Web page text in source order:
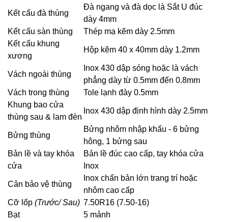
Kết cấu đà thùng
Đà ngang và đà dọc là Sắt U đúc
dày 4mm
Kết cấu sàn thùng
Thép mạ kẽm dày 2.5mm
Kết cấu khung
xương
Hộp kẽm 40 x 40mm dày 1.2mm
Vách ngoài thùng
Inox 430 dập sóng hoặc là vách
phẳng dày từ 0.5mm đến 0.8mm
Vách trong thùng
Tole lạnh đày 0.5mm
Khung bao cửa
thùng sau & lam đèn
Inox 430 dập định hình dày 2.5mm
Bửng thùng
Bửng nhôm nhập khẩu - 6 bửng
hông, 1 bửng sau
Bản lề và tay khóa
cửa
Bản lề đúc cao cấp, tay khóa cửa
Inox
Cản bảo vệ thùng
Inox chấn bản lớn trang trí hoặc
nhôm cao cấp
Cỡ lốp(Trước/ Sau) 7.50R16 (7.50-16)
Bạt
5 mảnh